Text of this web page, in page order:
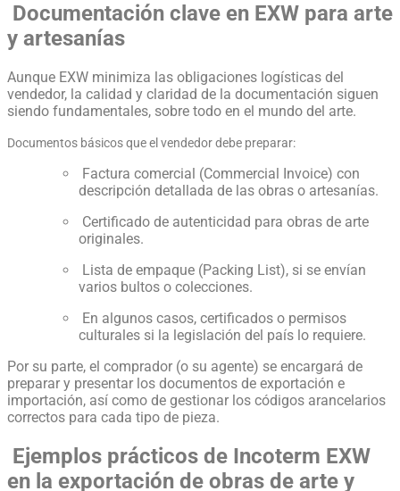
Documentación clave en EXW para arte
y artesanías
Aunque EXW minimiza las obligaciones logísticas del
vendedor, la calidad y claridad de la documentación siguen
siendo fundamentales, sobre todo en el mundo del arte.
Documentos básicos que el vendedor debe preparar:
Factura comercial (Commercial Invoice) con
descripción detallada de las obras o artesanías.
Certificado de autenticidad para obras de arte
originales.
Lista de empaque (Packing List), si se envían
varios bultos o colecciones.
En algunos casos, certificados o permisos
culturales si la legislación del país lo requiere.
Por su parte, el comprador (o su agente) se encargará de
preparar y presentar los documentos de exportación e
importación, así como de gestionar los códigos arancelarios
correctos para cada tipo de pieza.
Ejemplos prácticos de Incoterm EXW
en la exportación de obras de arte y